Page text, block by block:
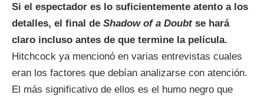
Si el espectador es lo suficientemente atento a los
detalles, el final de Shadow of a Doubtse hará
claro incluso antes de que termine la película.
Hitchcock ya mencionó en varias entrevistas cuales
eran los factores que debían analizarse con atención.
El más significativo de ellos es el humo negro que